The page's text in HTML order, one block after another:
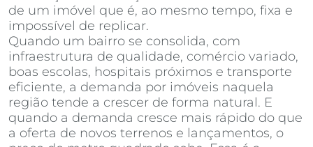
de um imóvel que é, ao mesmo tempo, fixa e
impossível de replicar.
Quando um bairro se consolida, com
infraestrutura de qualidade, comércio variado,
boas escolas, hospitais próximos e transporte
eficiente, a demanda por imóveis naquela
região tende a crescer de forma natural. E
quando a demanda cresce mais rápido do que
a oferta de novos terrenos e lançamentos, o